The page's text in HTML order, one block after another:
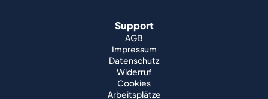
Support
AGB
Impressum
Datenschutz
Widerruf
Cookies
Arbeitsplätze